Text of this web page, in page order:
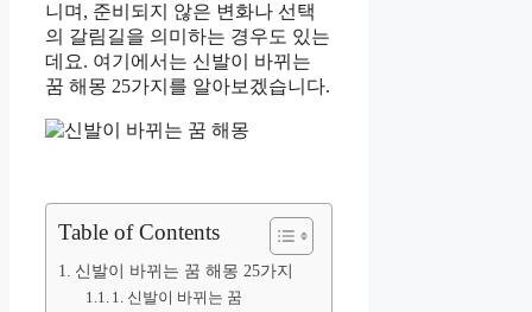
니며, 준비되지 않은 변화나 선택
의 갈림길을 의미하는 경우도 있는
데요. 여기에서는 신발이 바뀌는
꿈 해몽 25가지를 알아보겠습니다.
Table of Contents
신발이 바뀌는 꿈 해몽 25가지
1. 신발이 바뀌는 꿈